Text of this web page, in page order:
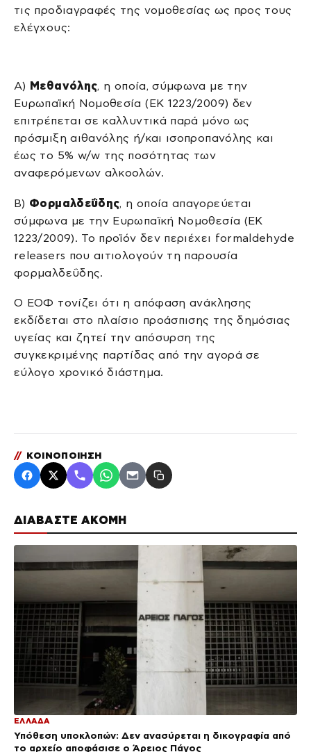
ΔΙΑΒΑΣΤΕ ΑΚΟΜΗ
ΕΛΛΑΔΑ
Υπόθεση υποκλοπών: Δεν ανασύρεται η δικογραφία από
το αρχείο αποφάσισε ο Άρειος Πάγος
τις προδιαγραφές της νομοθεσίας ως προς τους
ελέγχους:
Α) Μεθανόλης, η οποία, σύμφωνα με την
Ευρωπαϊκή Νομοθεσία (ΕΚ 1223/2009) δεν
επιτρέπεται σε καλλυντικά παρά μόνο ως
πρόσμιξη αιθανόλης ή/και ισοπροπανόλης και
έως το 5% w/w της ποσότητας των
αναφερόμενων αλκοολών.
Β) Φορμαλδεΰδης, η οποία απαγορεύεται
σύμφωνα με την Ευρωπαϊκή Νομοθεσία (ΕΚ
1223/2009). Το προϊόν δεν περιέχει formaldehyde
releasers που αιτιολογούν τη παρουσία
φορμαλδεΰδης.
Ο ΕΟΦ τονίζει ότι η απόφαση ανάκλησης
εκδίδεται στο πλαίσιο προάσπισης της δημόσιας
υγείας και ζητεί την απόσυρση της
συγκεκριμένης παρτίδας από την αγορά σε
εύλογο χρονικό διάστημα.
// ΚΟΙΝΟΠΟΙΗΣΗ